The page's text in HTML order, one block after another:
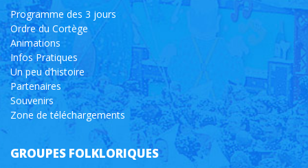
Programme des 3 jours
Ordre du Cortège
Animations
Infos Pratiques
Un peu d’histoire
Partenaires
Souvenirs
Zone de téléchargements
GROUPES FOLKLORIQUES